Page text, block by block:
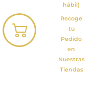
hábil)
Recoge
tu
Pedido
en
Nuestras
Tiendas